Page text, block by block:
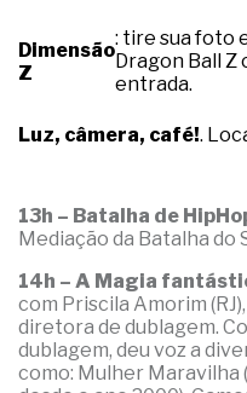
Dimensão
Z
: tire sua foto
Dragon Ball Z
entrada.
Luz, câmera, café!.
13h – Batalha de
Mediação da Batalha do
14h – A Magia
com Priscila Amorim
diretora de dublagem.
dublagem, deu voz a
como: Mulher Maravilha